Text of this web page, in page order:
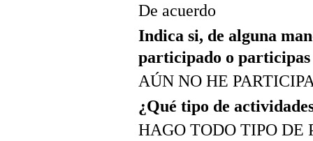
De acuerdo
Indica si, de alguna
participado o participas
AÚN NO HE
¿Qué tipo de
HAGO TODO TIPO DE